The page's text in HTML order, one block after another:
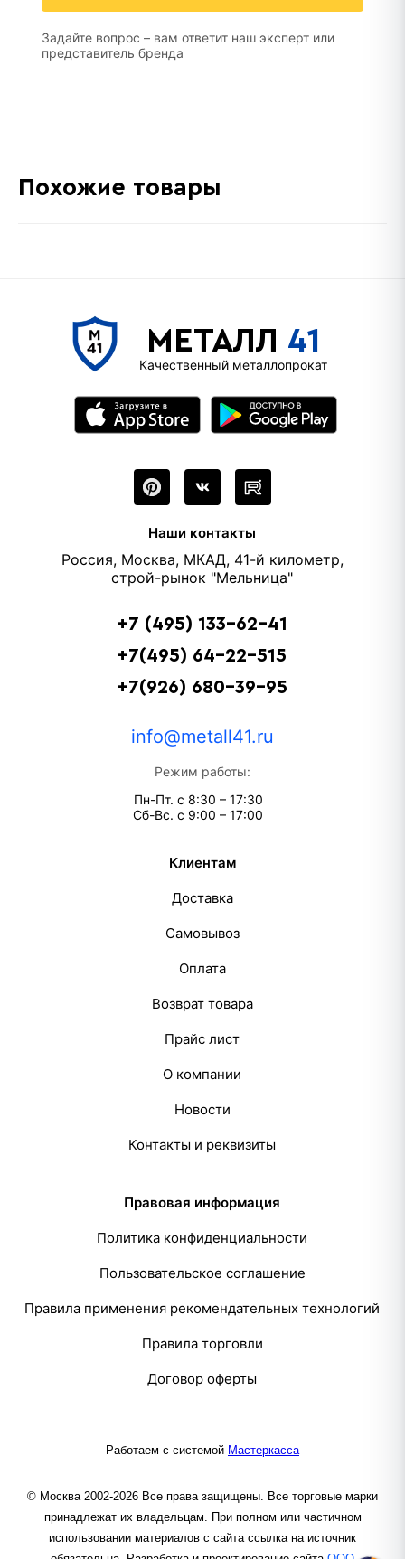
Задайте вопрос – вам ответит наш эксперт или
представитель бренда
Похожие товары
МЕТАЛЛ 41
Качественный металлопрокат
Наши контакты
Россия, Москва, МКАД, 41-й километр,
строй-рынок "Мельница"
+7 (495) 133-62-41
+7(495) 64-22-515
+7(926) 680-39-95
info@metall41.ru
Режим работы:
Пн-Пт. с 8:30 – 17:30
Сб-Вс. с 9:00 – 17:00
Клиентам
Доставка
Самовывоз
Оплата
Возврат товара
Прайс лист
О компании
Новости
Контакты и реквизиты
Правовая информация
Политика конфиденциальности
Пользовательское соглашение
Правила применения рекомендательных технологий
Правила торговли
Договор оферты
Работаем с системой Мастеркасса
© Москва 2002-2026 Все права защищены. Все торговые марки
принадлежат их владельцам. При полном или частичном
использовании материалов с сайта ссылка на источник